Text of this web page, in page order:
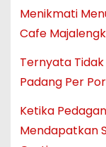
Menikmati
Cafe
Ternyata
Padang Per
Ketika
Mendapatkan